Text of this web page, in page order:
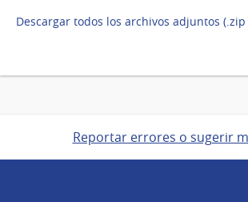
Descargar todos los archivos adjuntos (.zip
Reportar errores o sugerir